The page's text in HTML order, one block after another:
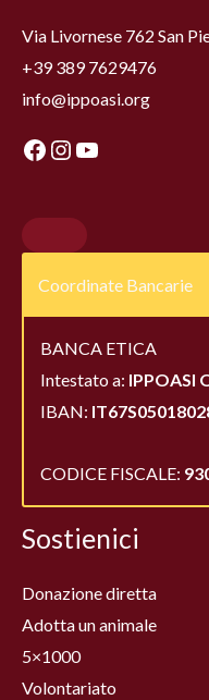
Via Livornese 762 San
+39 389 7629476
info@ippoasi.org
Coordinate Bancarie
BANCA ETICA
Intestato a: IPPOASI
IBAN:
CODICE FISCALE:
Sostienici
Donazione diretta
Adotta un animale
5×1000
Volontariato